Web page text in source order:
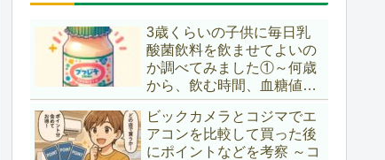
3歳くらいの子供に毎日乳
酸菌飲料を飲ませてよいの
か調べてみました①～何歳
から、飲む時間、血糖値ス
パイク～
ビックカメラとコジマでエ
アコンを比較して買った後
にポイントなどを考察 ～コ